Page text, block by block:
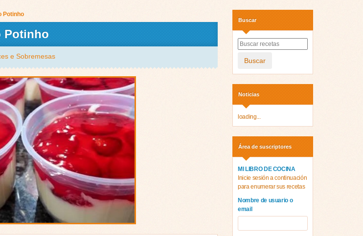
Potinho
Potinho
e Sobremesas
Buscar
Buscar
Noticias
loading...
Área de suscriptores
MI LIBRO DE COCINA
Inicie sesión a continuación
para enumerar sus recetas
Nombre de usuario o
email